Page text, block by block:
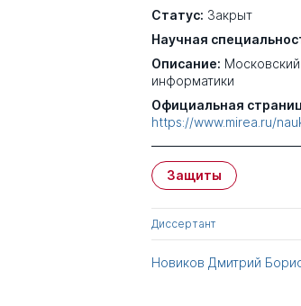
Статус: Закрыт
Научная
Описание:
информатики
Официальная
https://www.mirea.ru/
Защиты
Диссертант
Новиков Дмитрий